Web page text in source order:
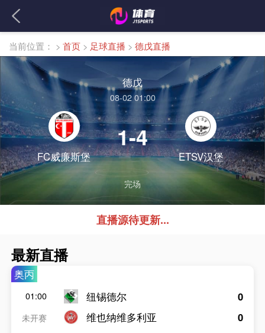
当前位置： > 首页 > 足球直播 > 德戊直播
德戊
08-02 01:00
FC威廉斯堡
1-4
ETSV汉堡
完场
直播源待更新...
最新直播
奥丙
01:00
未开赛
纽锡德尔
维也纳维多利亚
0
0